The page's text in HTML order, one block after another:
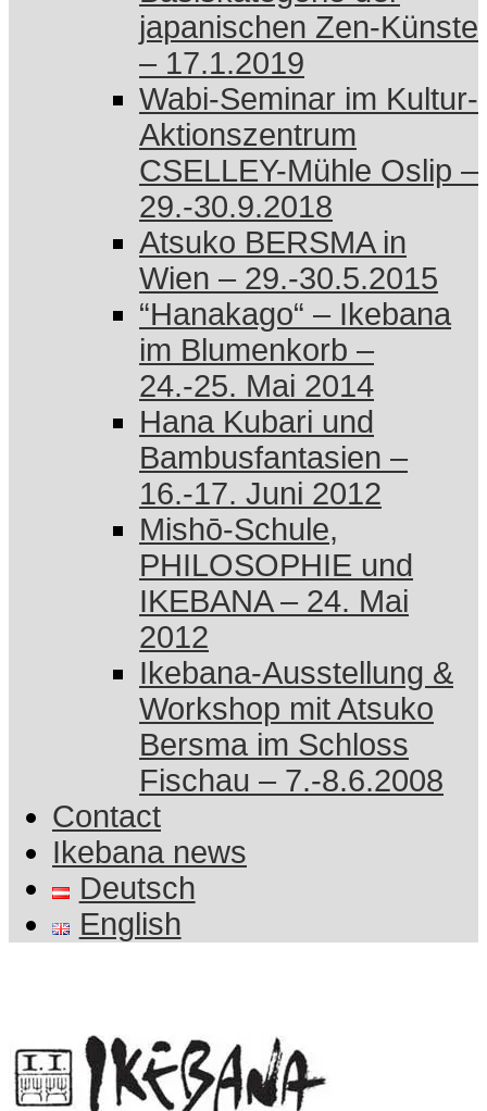
japanischen Zen-Künste
– 17.1.2019
Wabi-Seminar im Kultur-
Aktionszentrum
CSELLEY-Mühle Oslip –
29.-30.9.2018
Atsuko BERSMA in
Wien – 29.-30.5.2015
“Hanakago“ – Ikebana
im Blumenkorb –
24.-25. Mai 2014
Hana Kubari und
Bambusfantasien –
16.-17. Juni 2012
Mishō-Schule,
PHILOSOPHIE und
IKEBANA – 24. Mai
2012
Ikebana-Ausstellung &
Workshop mit Atsuko
Bersma im Schloss
Fischau – 7.-8.6.2008
Contact
Ikebana news
Deutsch
English